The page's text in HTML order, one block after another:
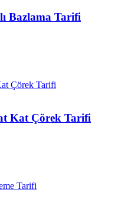
Bazlama Tarifi
Kat Çörek Tarifi